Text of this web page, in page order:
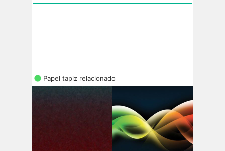
Papel tapiz relacionado